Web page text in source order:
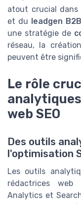
atout crucial dans
et du leadgen B2B
une stratégie de
réseau, la
peuvent être
Le rôle
web SEO
Des outils
l'optimisation
Les outils
rédactrices web
Analytics et